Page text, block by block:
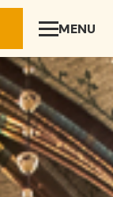
MENU
SLUIT